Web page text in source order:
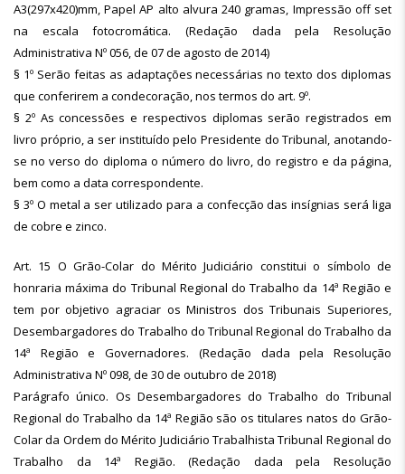
A3(297x420)mm, Papel AP alto alvura 240 gramas, Impressão off set
na escala fotocromática. (Redação dada pela Resolução
Administrativa Nº 056, de 07 de agosto de 2014)
§ 1º Serão feitas as adaptações necessárias no texto dos diplomas
que conferirem a condecoração, nos termos do art. 9º.
§ 2º As concessões e respectivos diplomas serão registrados em
livro próprio, a ser instituído pelo Presidente do Tribunal, anotando-
se no verso do diploma o número do livro, do registro e da página,
bem como a data correspondente.
§ 3º O metal a ser utilizado para a confecção das insígnias será liga
de cobre e zinco.
Art. 15 O Grão-Colar do Mérito Judiciário constitui o símbolo de
honraria máxima do Tribunal Regional do Trabalho da 14ª Região e
tem por objetivo agraciar os Ministros dos Tribunais Superiores,
Desembargadores do Trabalho do Tribunal Regional do Trabalho da
14ª Região e Governadores. (Redação dada pela Resolução
Administrativa Nº 098, de 30 de outubro de 2018)
Parágrafo único. Os Desembargadores do Trabalho do Tribunal
Regional do Trabalho da 14ª Região são os titulares natos do Grão-
Colar da Ordem do Mérito Judiciário Trabalhista Tribunal Regional do
Trabalho da 14ª Região. (Redação dada pela Resolução